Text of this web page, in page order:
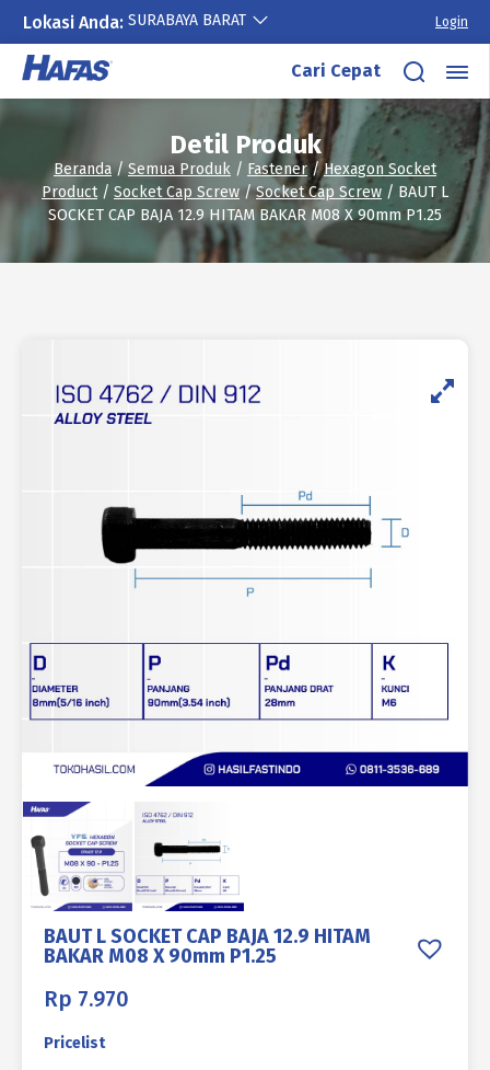
Lokasi Anda: SURABAYA BARAT Login
Lewati
konten
Cari Cepat
Detil Produk
Beranda/Semua Produk / Fastener/Hexagon Socket
Product/ Socket Cap Screw/Socket Cap Screw / BAUT L
SOCKET CAP BAJA 12.9 HITAM BAKAR M08 X 90mm P1.25
BAUT L SOCKET CAP BAJA 12.9 HITAM
BAKAR M08 X 90mm P1.25
Rp 7.970
Pricelist